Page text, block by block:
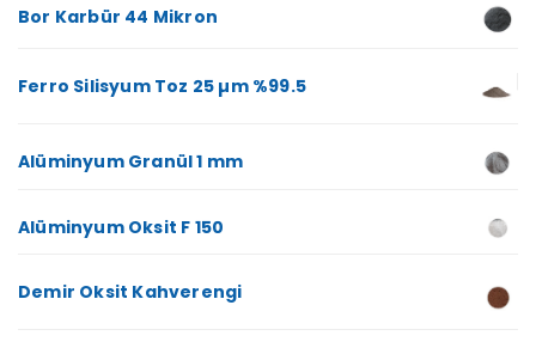
Bor Karbür 44 Mikron
Ferro Silisyum Toz 25 µm %99.5
Alüminyum Granül 1 mm
Alüminyum Oksit F 150
Demir Oksit Kahverengi